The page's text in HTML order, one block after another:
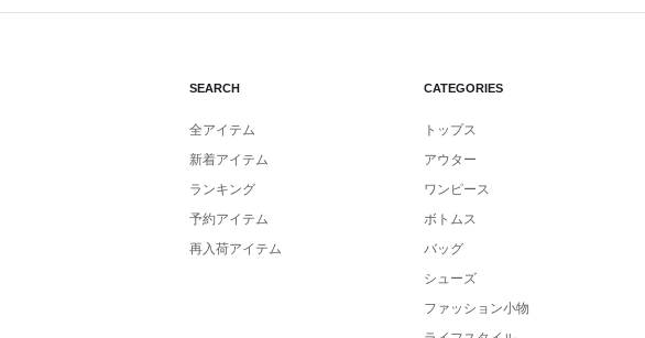
SEARCH
全アイテム
新着アイテム
ランキング
予約アイテム
再入荷アイテム
CATEGORIES
トップス
アウター
ワンピース
ボトムス
バッグ
シューズ
ファッション小物